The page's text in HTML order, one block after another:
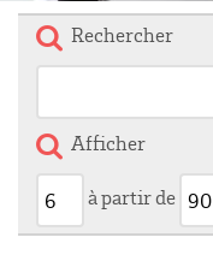
Rechercher
Afficher
à partir de